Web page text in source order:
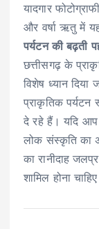
यादगार
और वर्षा ऋतु में
पर्यटन की बढ़ती
छत्तीसगढ़ के
विशेष ध्यान
प्राकृतिक पर्यटन
दे रहे हैं। यदि आप
लोक संस्कृति का
का रानीदाह
शामिल होना